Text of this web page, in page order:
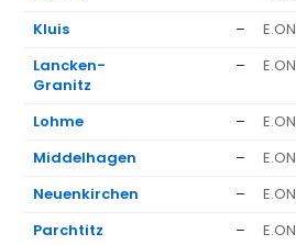
Kluis
– E.ON
Lancken-
Granitz
– E.ON
Lohme – E.ON
Middelhagen
– E.ON
Neuenkirchen
– E.ON
Parchtitz
– E.ON